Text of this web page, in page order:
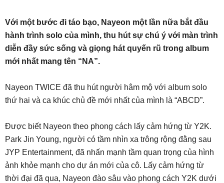
Với một bước đi táo bạo, Nayeon một lần nữa bắt đầu
hành trình solo của mình, thu hút sự chú ý với màn trình
diễn đầy sức sống và giọng hát quyến rũ trong album
mới nhất mang tên “NA”.
Nayeon TWICE đã thu hút người hâm mộ với album solo
thứ hai và ca khúc chủ đề mới nhất của mình là “ABCD”.
Được biết Nayeon theo phong cách lấy cảm hứng từ Y2K.
Park Jin Young, người có tầm nhìn xa trông rộng đằng sau
JYP Entertainment, đã nhấn mạnh tầm quan trọng của hình
ảnh khỏe mạnh cho dự án mới của cô. Lấy cảm hứng từ
thời đại đã qua, Nayeon đào sâu vào phong cách Y2K dưới